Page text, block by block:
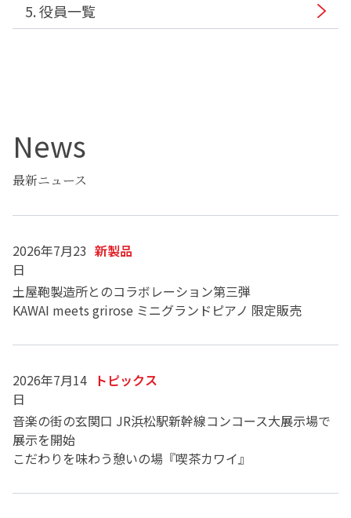
5. 役員一覧
News
最新ニュース
2026年7月23
日
新製品
土屋鞄製造所とのコラボレーション第三弾
KAWAI meets grirose ミニグランドピアノ 限定販売
2026年7月14
日
トピックス
音楽の街の玄関口 JR浜松駅新幹線コンコース大展示場で
展示を開始
こだわりを味わう憩いの場『喫茶カワイ』